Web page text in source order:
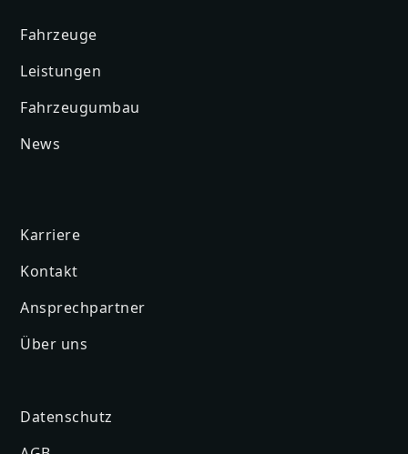
Fahrzeuge
Leistungen
Fahrzeugumbau
News
Karriere
Kontakt
Ansprechpartner
Über uns
Datenschutz